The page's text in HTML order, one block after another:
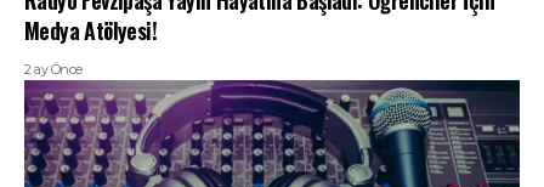
Medya Atölyesi!
2 ay Önce